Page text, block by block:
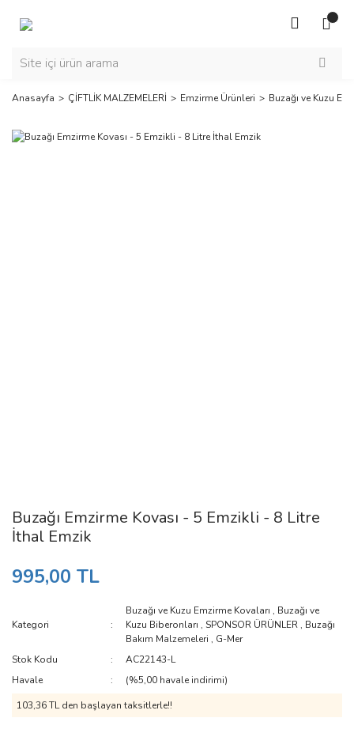
Anasayfa ÇİFTLİK MALZEMELERİ Emzirme Ürünleri Buzağı ve Kuzu
Buzağı Emzirme Kovası - 5 Emzikli - 8 Litre
İthal Emzik
995,00 TL
Kategori
Buzağı ve Kuzu Emzirme Kovaları , Buzağı ve
Kuzu Biberonları ,SPONSOR ÜRÜNLER , Buzağı
Bakım Malzemeleri , G-Mer
Stok Kodu
AC22143-L
Havale
(%5,00 havale indirimi)
103,36 TL den başlayan taksitlerle!!